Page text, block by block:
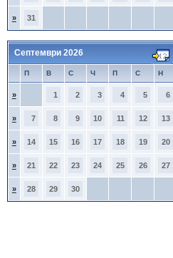
» 31
Септември 2026
П В С Ч П С Н
» 1 2 3 4 5 6
» 7 8 9 10 11 12 13
» 14 15 16 17 18 19 20
» 21 22 23 24 25 26 27
» 28 29 30